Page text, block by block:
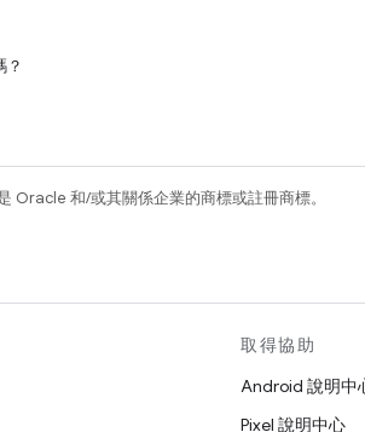
？
Oracle 和/或其關係企業的商標或註冊商標。
取得協助
Android 說明中
Pixel 說明中心